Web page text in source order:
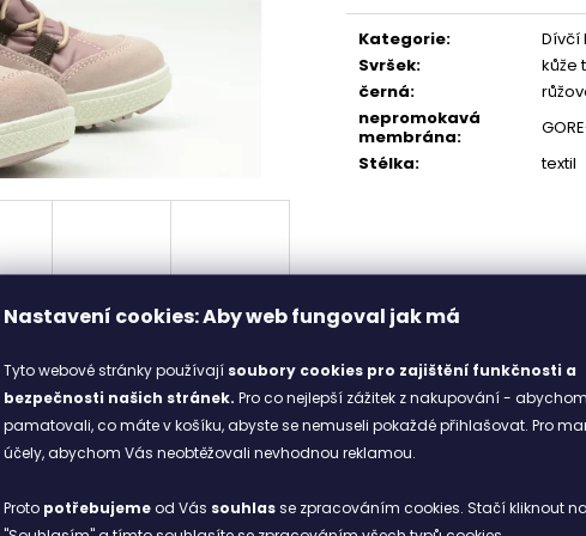
Nastavení cookies: Aby web fungoval jak má
Tyto webové stránky používají soubory cookies pro zajištění funkčnosti a
bezpečnosti našich stránek. Pro co nejlepší zážitek z nakupování -
pamatovali, co máte v košíku, abyste se nemuseli pokaždé přihlašovat. Pro
účely, abychom Vás neobtěžovali nevhodnou reklamou.
Proto potřebujemeod Vás souhlasse zpracováním cookies. Stačí kliknout
cena:
Kategorie:
Dívčí
Svršek:
kůže
černá:
nepromokavá
membrána:
Stélka: textil
, které udrží nohy v teple a pohodlí i v chladných zimních dnech.
1 898 Kč
1 998 Kč